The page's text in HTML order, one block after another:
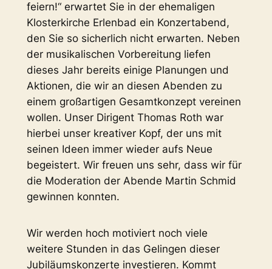
feiern!“ erwartet Sie in der ehemaligen
Klosterkirche Erlenbad ein Konzertabend,
den Sie so sicherlich nicht erwarten. Neben
der musikalischen Vorbereitung liefen
dieses Jahr bereits einige Planungen und
Aktionen, die wir an diesen Abenden zu
einem großartigen Gesamtkonzept vereinen
wollen. Unser Dirigent Thomas Roth war
hierbei unser kreativer Kopf, der uns mit
seinen Ideen immer wieder aufs Neue
begeistert. Wir freuen uns sehr, dass wir für
die Moderation der Abende Martin Schmid
gewinnen konnten.
Wir werden hoch motiviert noch viele
weitere Stunden in das Gelingen dieser
Jubiläumskonzerte investieren. Kommt